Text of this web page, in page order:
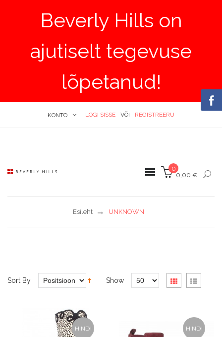
Beverly Hills on
ajutiselt tegevuse
lõpetanud!
KONTO LOGI SISSE VÕI REGISTREERU
0
0,00 €
Esileht UNKNOWN
Sort By Show
HIND! HIND!